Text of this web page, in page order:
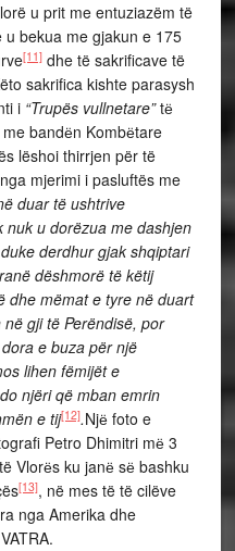
u prit me entuziazëm të
bekua me gjakun e 175
[11]dhe të sakrificave të
sakrifica kishte parasysh
i “Trupës vullnetare”tё
bandёn Kombёtare
lëshoi thirrjen për të
mjerimi i pasluftës me
duar të ushtrive
nuk u dorëzua me dashjen
derdhur gjak shqiptari
dëshmorë të këtij
dhe mëmat e tyre në duart
gji të Perëndisë, por
e buza për një
lihen fëmijët e
njëri që mban emrin
e tij[12].Njё foto e
Petro Dhimitri mё 3
Vlorёs ku janё sё bashku
[13], në mes të të cilëve
nga Amerika dhe